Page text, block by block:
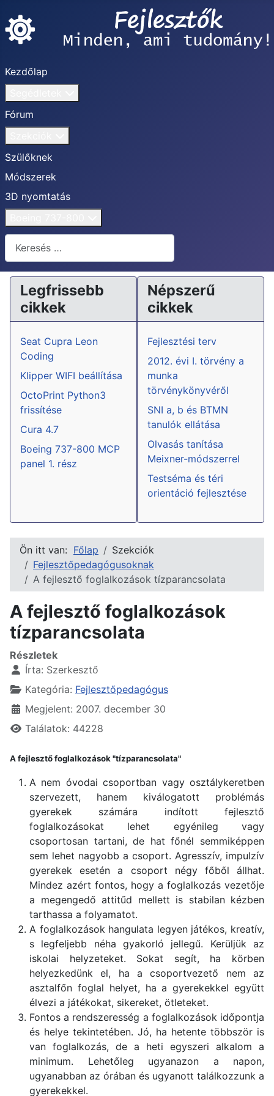
Kezdőlap
Fórum
Szülőknek
Módszerek
3D nyomtatás
Keresés...
Legfrissebb
cikkek
Seat Cupra Leon
Coding
Klipper WIFI beállítása
OctoPrint Python3
frissítése
Cura 4.7
Boeing 737-800 MCP
panel 1. rész
Népszerű
cikkek
Fejlesztési terv
2012. évi I. törvény a
munka
törvénykönyvéről
SNI a, b és BTMN
tanulók ellátása
Olvasás tanítása
Meixner-módszerrel
Testséma és téri
orientáció fejlesztése
Ön itt van: Főlap
Szekciók
Fejlesztőpedagógusoknak
A fejlesztő foglalkozások tízparancsolata
A fejlesztő foglalkozások
tízparancsolata
Részletek
Írta: Szerkesztő
Kategória: Fejlesztőpedagógus
Megjelent: 2007. december 30
Találatok: 44228
A fejlesztő foglalkozások "tízparancsolata"
A nem óvodai csoportban vagy osztálykeretben
szervezett, hanem kiválogatott problémás
gyerekek számára indított fejlesztő
foglalkozásokat lehet egyénileg vagy
csoportosan tartani, de hat főnél semmiképpen
sem lehet nagyobb a csoport. Agresszív, impulzív
gyerekek esetén a csoport négy főből állhat.
Mindez azért fontos, hogy a foglalkozás vezetője
a megengedő attitűd mellett is stabilan kézben
tarthassa a folyamatot.
A foglalkozások hangulata legyen játékos, kreatív,
s legfeljebb néha gyakorló jellegű. Kerüljük az
iskolai helyzeteket. Sokat segít, ha körben
helyezkedünk el, ha a csoportvezető nem az
asztalfőn foglal helyet, ha a gyerekekkel együtt
élvezi a játékokat, sikereket, ötleteket.
Fontos a rendszeresség a foglalkozások időpontja
és helye tekintetében. Jó, ha hetente többször is
van foglalkozás, de a heti egyszeri alkalom a
minimum. Lehetőleg ugyanazon a napon,
ugyanabban az órában és ugyanott találkozzunk a
gyerekekkel.